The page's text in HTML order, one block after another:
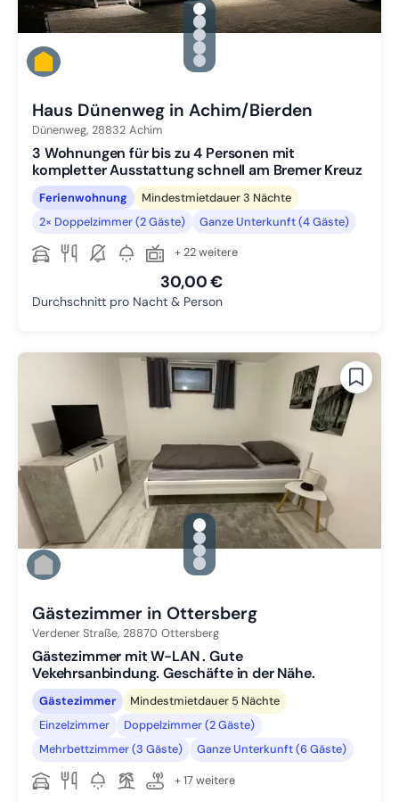
gallery.slide_selector
Zu Slide 1 wechseln
Zu Slide 2 wechseln
Zu Slide 3 wechseln
Zu Slide 4 wechseln
Zu Slide 5 wechseln
Haus Dünenweg in Achim/Bierden
Dünenweg, 28832 Achim
3 Wohnungen für bis zu 4 Personen mit
kompletter Ausstattung schnell am Bremer Kreuz
Ferienwohnung
Mindestmietdauer 3 Nächte
2× Doppelzimmer (2 Gäste)
Ganze Unterkunft (4 Gäste)
+ 22 weitere
30,00 €
Durchschnitt pro Nacht & Person
gallery.slide_selector
Zu Slide 1 wechseln
Zu Slide 2 wechseln
Zu Slide 3 wechseln
Zu Slide 4 wechseln
Gästezimmer in Ottersberg
Verdener Straße, 28870 Ottersberg
Gästezimmer mit W-LAN . Gute
Vekehrsanbindung. Geschäfte in der Nähe.
Gästezimmer
Mindestmietdauer 5 Nächte
Einzelzimmer
Doppelzimmer (2 Gäste)
Mehrbettzimmer (3 Gäste)
Ganze Unterkunft (6 Gäste)
+ 17 weitere